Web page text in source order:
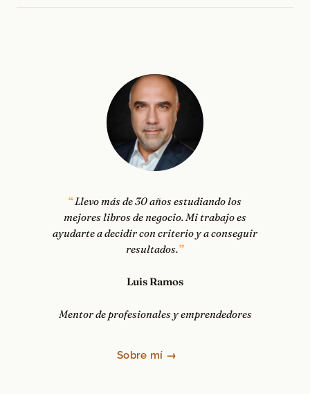
Llevo más de 30 años estudiando los
mejores libros de negocio. Mi trabajo es
ayudarte a decidir con criterio y a conseguir
resultados.
Luis Ramos
Mentor de profesionales y emprendedores
Sobre mí →